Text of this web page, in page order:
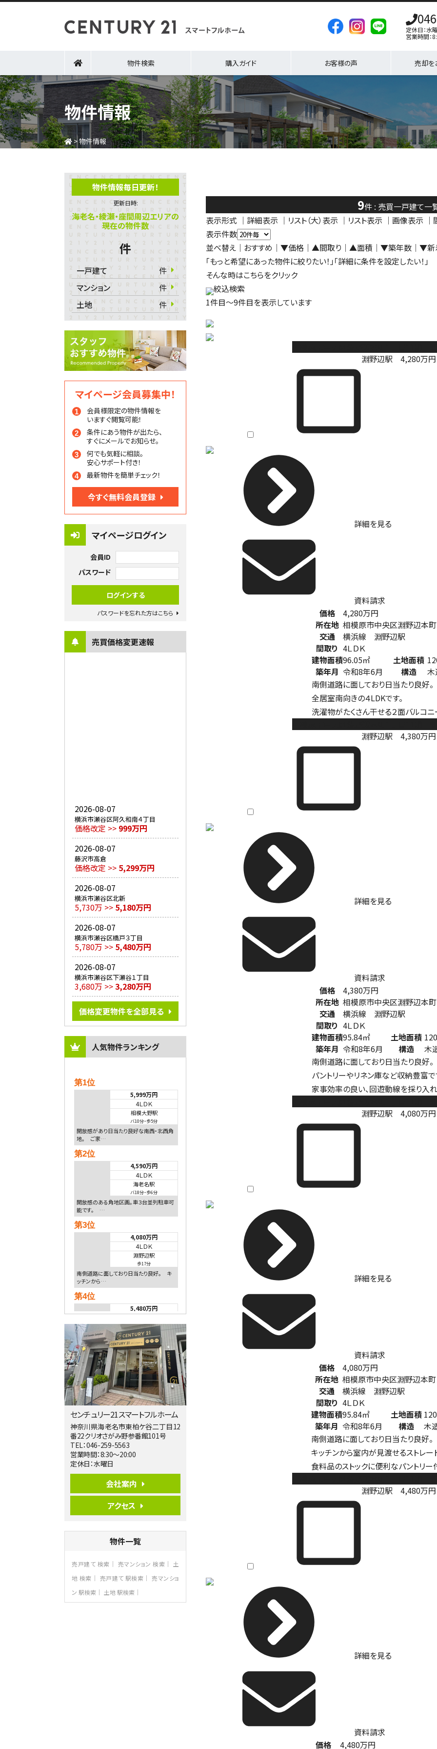
定休日：水
営業時間：
物件検索 購入ガイド お客様の声 売却を
物件情報
>物件情報
物件情報毎日更新！
更新日時:
海老名・綾瀬・座間周辺エリアの
現在の物件数
件
一戸建て
件
マンション
件
土地
件
マイページ会員募集中！
会員様限定の物件情報を
いますぐ閲覧可能！
条件にあう物件が出たら、
すぐにメールでお知らせ。
何でも気軽に相談。
安心サポート付き！
最新物件を簡単チェック！
今すぐ無料会員登録
マイページログイン
会員ID
パスワード
パスワードを忘れた方はこちら
売買価格変更速報
2026-08-07
横浜市瀬谷区阿久和南４丁目
価格改定 >> 999万円
2026-08-07
藤沢市高倉
価格改定 >> 5,299万円
2026-08-07
横浜市瀬谷区北新
5,730万 >> 5,180万円
2026-08-07
横浜市瀬谷区橋戸３丁目
5,780万 >> 5,480万円
2026-08-07
横浜市瀬谷区下瀬谷１丁目
3,680万 >>3,280万円
価格変更物件を全部見る
人気物件ランキング
第1位
5,999万円
4ＬＤＫ
相模大野駅
バ10分・歩5分
開放感があり日当たり良好な南西・北西角
地。 ご家…
第2位
4,590万円
4ＬＤＫ
海老名駅
バ18分・歩6分
開放感のある角地区画。車３台並列駐車可
能です。 …
第3位
4,080万円
4ＬＤＫ
淵野辺駅
歩17分
南側道路に面しており日当たり良好。 キ
ッチンから…
第4位
5,480万円
相模大野駅
バ9分・ 歩4分
２０１５年６月築、積水ハウス施工住宅で
す。 南東…
第5位
3,680万円
4ＬＤＫ
橋本駅
バ19分・歩8分
開放感があり日当たり良好な南西・北西角
地区画。 …
第6位
3,680万円
4ＳＬＤＫ
リビングダイニング部分の床暖房完備 車
並列2台駐…
4ＬＤＫ
さがみ野駅
る広さ…
第8位
3,598万円
4ＬＤＫ
センチュリー21スマートフルホーム
神奈川県海老名市東柏ケ谷二丁目12
番22クリオさがみ野参番館101号
TEL：046-259-5563
営業時間：8:30～20:00
定休日：水曜日
会社案内
アクセス
物件一覧
売戸建て 検索 売マンション 検索
土
地 検索
売戸建て 駅検索
売マンショ
ン 駅検索
土地 駅検索
9件 : 売買一戸建て一
表示形式 ｜ 詳細表示 ｜リスト（大）表示 ｜ リスト表示 ｜ 画像表示 ｜
表示件数
並べ替え ｜おすすめ ｜ ▼価格 ｜ ▲間取り ｜ ▲面積 ｜ ▼築年数 ｜ ▼新
「もっと希望にあった物件に絞りたい！」「詳細に条件を設定したい！」
そんな時はこちらをクリック
絞込検索
1件目～9件目を表示しています
淵野辺駅
4,280万円
詳細を見る
資料請求
価格
4,280万円
所在地 相模原市中央区淵野辺本
交通
横浜線 淵野辺駅
間取り 4ＬＤＫ
建物面積96.05㎡ 土地面積
築年月 令和8年6月 構造
木
南側道路に面しており日当たり良好。
全居室南向きの４LDKです。
洗濯物がたくさん干せる２面バルコニ
淵野辺駅
4,380万円
詳細を見る
資料請求
価格
4,380万円
所在地 相模原市中央区淵野辺本
交通
横浜線 淵野辺駅
間取り 4ＬＤＫ
建物面積95.84㎡ 土地面積
築年月 令和8年6月 構造
木
南側道路に面しており日当たり良好。
パントリーやリネン庫など収納豊富で
家事効率の良い、回遊動線を採り入
淵野辺駅
4,080万円
詳細を見る
資料請求
価格
4,080万円
所在地 相模原市中央区淵野辺本町
交通
横浜線 淵野辺駅
間取り 4ＬＤＫ
建物面積95.84㎡ 土地面積
築年月 令和8年6月 構造
木
南側道路に面しており日当たり良好。
キッチンから室内が見渡せるストレー
食料品のストックに便利なパントリー
淵野辺駅
4,480万円
詳細を見る
資料請求
価格
4,480万円